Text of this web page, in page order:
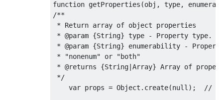
function getProperties (obj , type,
/**
* Return array of object properties
* @param {String} type - Property type.
* @param {String} enumerability -
* "nonenum" or "both"
* @returns {String|Array} Array of
*/
var props = Object . create(null ); //